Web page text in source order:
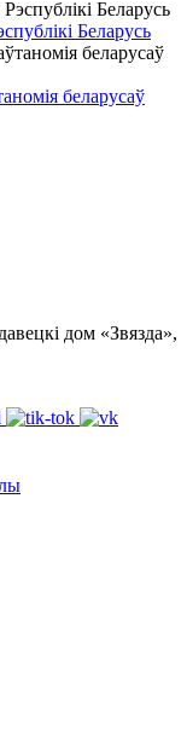
Беларусь
беларусаў
дом «Звязда»,